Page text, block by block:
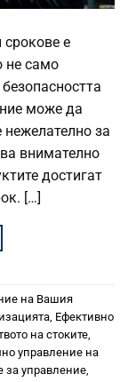
срокове е
не само
може да
нежелателно за
внимателно
достигат
[…]
на Вашия
Ефективно
на стоките
управление на
за управление